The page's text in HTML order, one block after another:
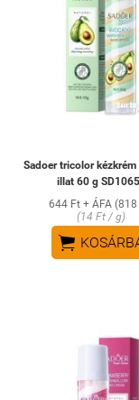
Sadoer tricolor kézkrém
illat 60 g
644 Ft + ÁFA
(14 Ft / g)
